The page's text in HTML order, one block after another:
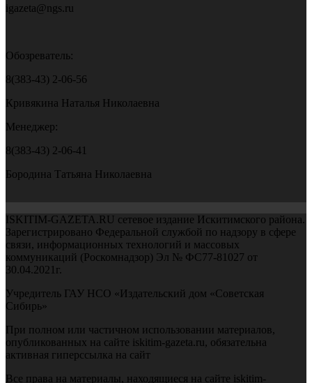
igazeta@ngs.ru
Обозреватель:
8(383-43) 2-06-56
Кривякина Наталья Николаевна
Менеджер:
8(383-43) 2-06-41
Бородина Татьяна Николаевна
ISKITIM-GAZETA.RU сетевое издание Искитимского района.
Зарегистрировано Федеральной службой по надзору в сфере
связи, информационных технологий и массовых
коммуникаций (Роскомнадзор) Эл № ФС77-81027 от
30.04.2021г.
Учредитель ГАУ НСО «Издательский дом «Советская
Сибирь»
При полном или частичном использовании материалов,
опубликованных на сайте iskitim-gazeta.ru, обязательна
активная гиперссылка на сайт
Все права на материалы, находящиеся на сайте iskitim-